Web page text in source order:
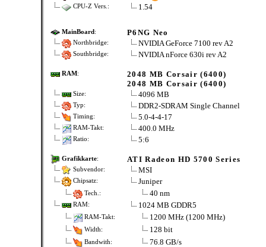
CPU-Z Vers.:
1.54
MainBoard: P6NG Neo
Northbridge: NVIDIA GeForce 7100 rev A2
Southbridge: NVIDIA nForce 630i rev A2
RAM:
2048 MB Corsair (6400)
2048 MB Corsair (6400)
Size: 4096 MB
Typ: DDR2-SDRAM Single Channel
Timing: 5.0-4-4-17
RAM-Takt: 400.0 MHz
Ratio: 5:6
Grafikkarte: ATI Radeon HD 5700 Series
Subvendor: MSI
Chipsatz: Juniper
Tech.: 40 nm
RAM: 1024 MB GDDR5
RAM-Takt: 1200 MHz (1200 MHz)
Width: 128 bit
Bandwith: 76.8 GB/s